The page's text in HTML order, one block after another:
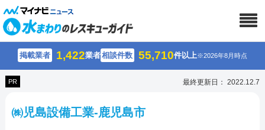
掲載業者 1,422業者相談件数 55,710件以上※2026年8月時点
PR 最終更新日： 2022.12.7
㈱児島設備工業-鹿児島市